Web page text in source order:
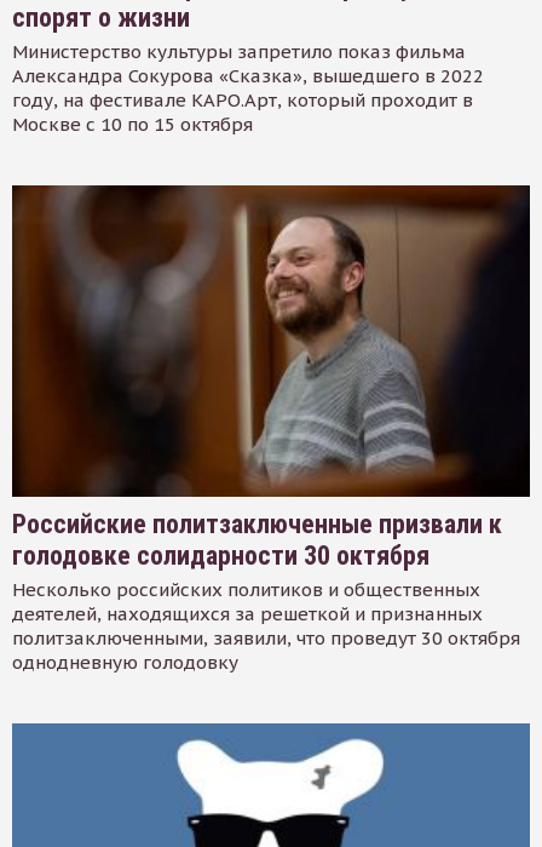
спорят о жизни
Министерство культуры запретило показ фильма
Александра Сокурова «Сказка», вышедшего в 2022
году, на фестивале КАРО.Арт, который проходит в
Москве с 10 по 15 октября
Российские политзаключенные призвали к
голодовке солидарности 30 октября
Несколько российских политиков и общественных
деятелей, находящихся за решеткой и признанных
политзаключенными, заявили, что проведут 30 октября
однодневную голодовку